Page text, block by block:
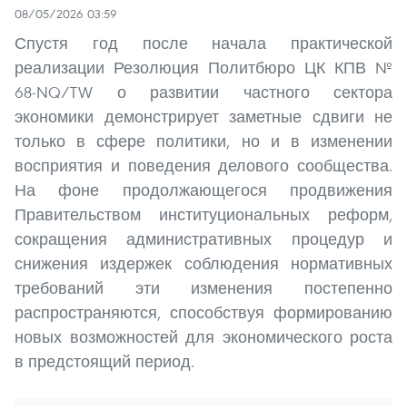
08/05/2026 03:59
Спустя год после начала практической
реализации Резолюция Политбюро ЦК КПВ №
68-NQ/TW о развитии частного сектора
экономики демонстрирует заметные сдвиги не
только в сфере политики, но и в изменении
восприятия и поведения делового сообщества.
На фоне продолжающегося продвижения
Правительством институциональных реформ,
сокращения административных процедур и
снижения издержек соблюдения нормативных
требований эти изменения постепенно
распространяются, способствуя формированию
новых возможностей для экономического роста
в предстоящий период.